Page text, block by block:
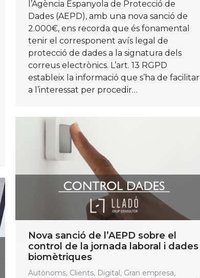
l’Agència Espanyola de Protecció de
Dades (AEPD), amb una nova sanció de
2.000€, ens recorda que és fonamental
tenir el corresponent avís legal de
protecció de dades a la signatura dels
correus electrònics. L’art. 13 RGPD
estableix la informació que s’ha de facilitar
a l’interessat per procedir…
Nova sanció de l’AEPD sobre el
control de la jornada laboral i dades
biomètriques
Autònoms, Clients, Digital, Gran empresa,